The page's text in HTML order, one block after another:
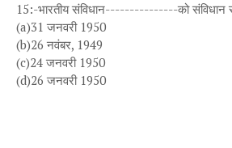
15:-भारतीय संविधान---------------को संविधान
(a)31 जनवरी 1950
(b)26 नवंबर, 1949
(c)24 जनवरी 1950
(d)26 जनवरी 1950